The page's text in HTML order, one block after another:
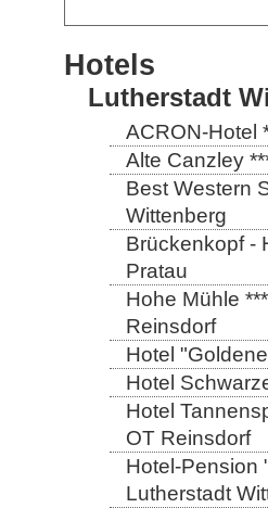
Hotels
Lutherstadt
ACRON-Hotel
Alte Canzley
Best Western
Wittenberg
Brückenkopf -
Pratau
Hohe Mühle
Reinsdorf
Hotel
Hotel
Hotel
OT Reinsdorf
Hotel-Pension
Lutherstadt